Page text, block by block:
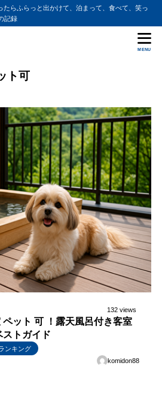
たらふらっと出かけて、泊まって、食べて、笑っ
記録
MENU
ト可
132 views
ペット 可 ！露天風呂付き客室
トガイド
ンキング
komidon88